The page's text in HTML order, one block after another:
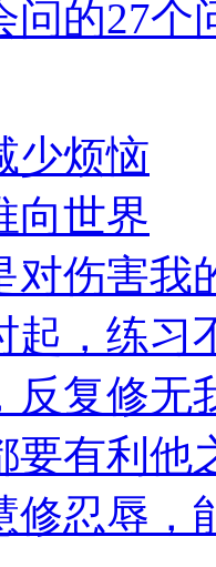
问的27个
少烦恼
向世界
对伤害我
起，练习
反复修无
要有利他
修忍辱，